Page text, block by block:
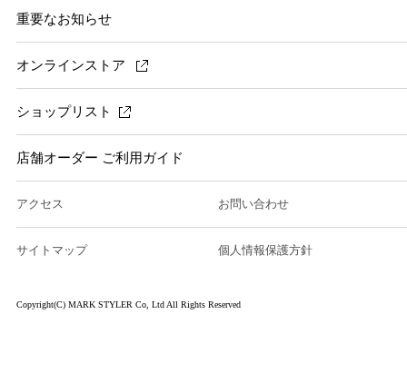
重要なお知らせ
オンラインストア
ショップリスト
店舗オーダー ご利用ガイド
アクセス お問い合わせ
サイトマップ 個人情報保護方針
Copyright(C) MARK STYLER Co, Ltd All Rights Reserved